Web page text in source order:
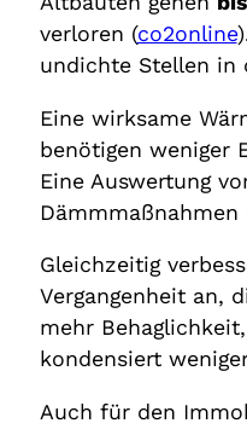
verloren (co2online
undichte Stellen in
Eine wirksame
benötigen weniger
Eine Auswertung
Gleichzeitig
Vergangenheit an,
mehr
kondensiert
Auch für den